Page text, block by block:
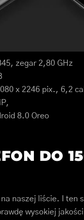
zegar 2,80 GHz
x 2246 pix., 6,2
8.0 Oreo
DO
na naszej liście. I ten
wysokiej